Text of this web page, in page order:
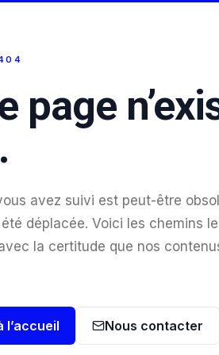
page
avez suivi est peut-être
déplacée. Voici les chemins
la certitude que nos
l’accueil Nous contacter